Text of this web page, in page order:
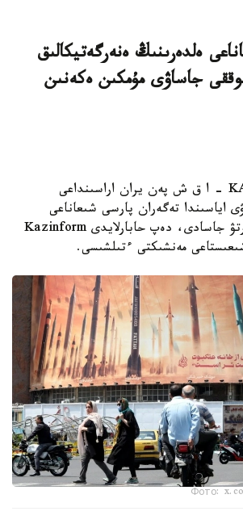
ەلدەرىنىڭ ەنەرگەتيكالىق
سوققى جاساۋى مۇمكىن ەكەنىن
استانا. KAZINFORM - ا ق ش پەن يران اراسىنداعى
اياسىندا تەگەران پارسى شىعاناعى
ەلدەرىنە جاڭا ەسكەرتۋ جاسادى، دەپ حابارلايدى Kazinform
مەنشىكتى ءتىلشىسى.
Фото: